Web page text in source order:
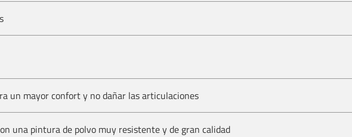
un mayor confort y no dañar las articulaciones
una pintura de polvo muy resistente y de gran calidad